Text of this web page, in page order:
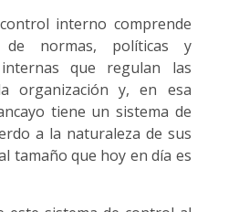
interno comprende
normas, políticas y
internas que regulan las
organización y, en esa
tiene un sistema de
a la naturaleza de sus
tamaño que hoy en día es